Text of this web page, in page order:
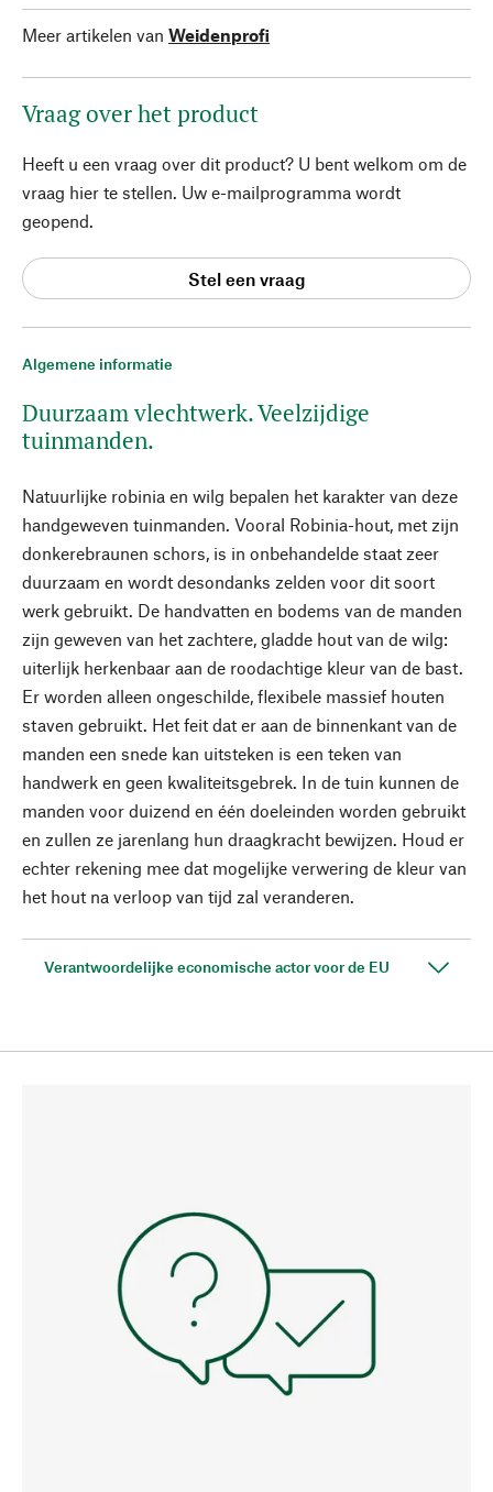
Algemene informatie
Duurzaam vlechtwerk. Veelzijdige
tuinmanden.
Natuurlijke robinia en wilg bepalen het karakter van deze
handgeweven tuinmanden. Vooral Robinia-hout, met zijn
donkerebraunen schors, is in onbehandelde staat zeer
duurzaam en wordt desondanks zelden voor dit soort
werk gebruikt. De handvatten en bodems van de manden
zijn geweven van het zachtere, gladde hout van de wilg:
uiterlijk herkenbaar aan de roodachtige kleur van de bast.
Er worden alleen ongeschilde, flexibele massief houten
staven gebruikt. Het feit dat er aan de binnenkant van de
manden een snede kan uitsteken is een teken van
handwerk en geen kwaliteitsgebrek. In de tuin kunnen de
manden voor duizend en één doeleinden worden gebruikt
en zullen ze jarenlang hun draagkracht bewijzen. Houd er
echter rekening mee dat mogelijke verwering de kleur van
het hout na verloop van tijd zal veranderen.
Verantwoordelijke economische actor voor de EU
Meer artikelen van Weidenprofi
Vraag over het product
Heeft u een vraag over dit product? U bent welkom om de
vraag hier te stellen. Uw e-mailprogramma wordt
geopend.
Stel een vraag